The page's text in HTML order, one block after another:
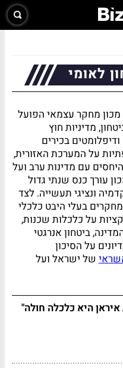
לאומי
מכון מחקר עצמאי הפועל
מדיניות חוץ
בכירים
על המערכת האזורית,
עם מדינות ערב ועל
עורך כנס שנתי גדול
ונציגי תעשייה. לצד
בעלי היבט כלכלי
על כלכלות שכנות,
ביטחון אנרגטי
על הסיכון
של ישראל ועל
היא כלכלה חולה"